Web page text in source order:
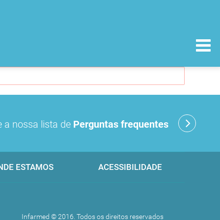
a nossa lista de Perguntas frequentes
ESTAMOS ACESSIBILIDADE
Infarmed © 2016. Todos os direitos reservados